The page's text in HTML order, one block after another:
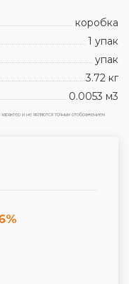
коробка
1 упак
упак
3.72 кг
0.0053 м3
и не являются точным отображением